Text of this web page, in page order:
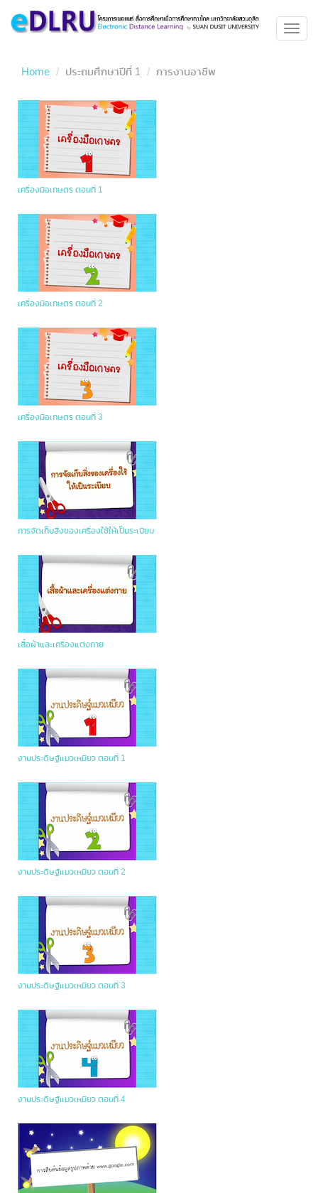
Home ประถมศึกษาปีที่ 1 การงานอาชีพ
เครื่องมือเกษตร ตอนที่ 1
เครื่องมือเกษตร ตอนที่ 2
เครื่องมือเกษตร ตอนที่ 3
การจัดเก็บสิ่งของเครื่องใช้ให้เป็นระเบียบ
เสื้อผ้าและเครื่องแต่งกาย
งานประดิษฐ์แมวเหมียว ตอนที่ 1
งานประดิษฐ์แมวเหมียว ตอนที่ 2
งานประดิษฐ์แมวเหมียว ตอนที่ 3
งานประดิษฐ์แมวเหมียว ตอนที่ 4